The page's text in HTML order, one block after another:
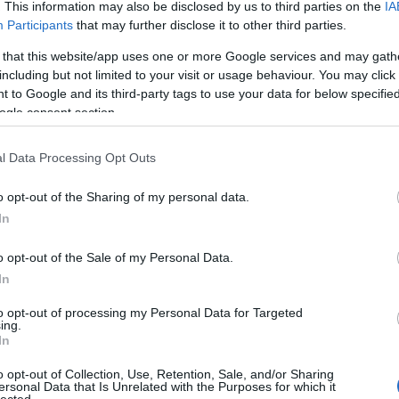
This information may also be disclosed by us to third parties on the
Participants that may further disclose it to other third parties.
that this website/app uses one or more Google services and may
but not limited to your visit or usage behaviour. You may
to Google and its third-party tags to use your data for below
consent section.
Data Processing Opt Outs
opt-out of the Sharing of my personal data.
opt-out of the Sale of my Personal Data.
opt-out of processing my Personal Data for Targeted
opt-out of Collection, Use, Retention, Sale, and/or Sharing
Data that Is Unrelated with the Purposes for which it
Pospischil? Bronzpulóver
TRACKBACK CÍME:
trackback/id/12409539
tartalomnak minősülnek, értük a
esetén forduljon a blog szerkesztőjéhez. Részletek a
tájékoztatóban.